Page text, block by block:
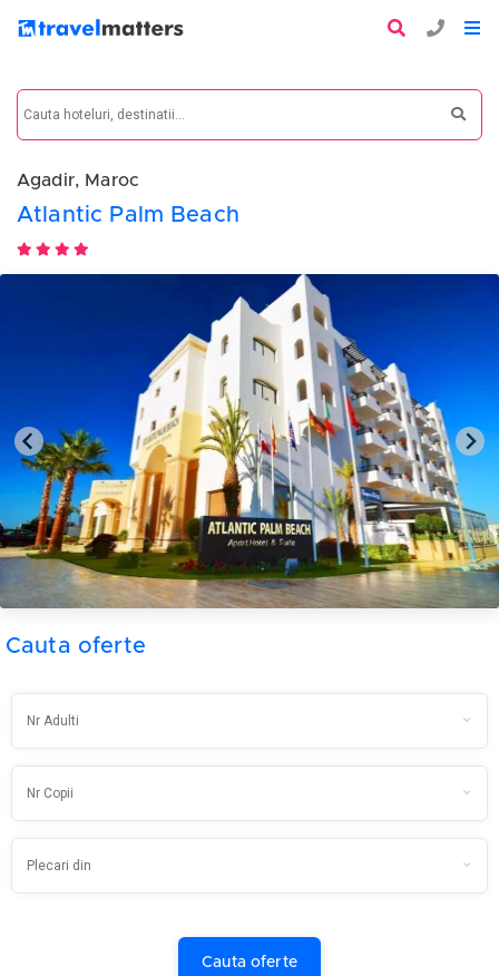
Agadir, Maroc
Atlantic Palm Beach
Cauta oferte
Cauta oferte